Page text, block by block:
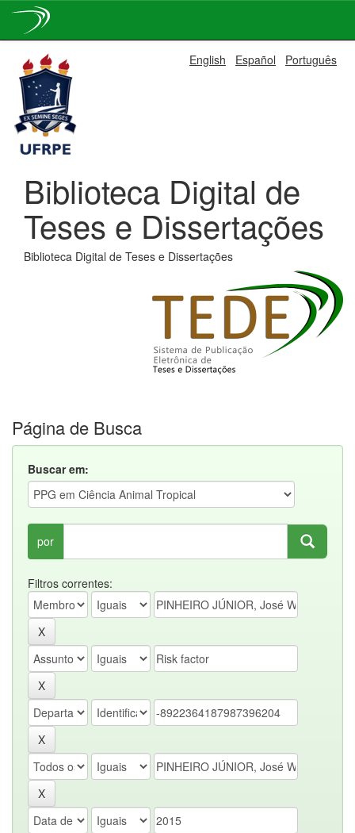
navigation
English Español Português
Biblioteca Digital de
Teses e Dissertações
Biblioteca Digital de Teses e Dissertações
Página de Busca
Buscar em:
por
Filtros correntes: